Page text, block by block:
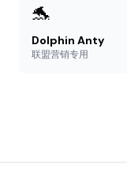
🐬
Dolphin Anty
联盟营销专用